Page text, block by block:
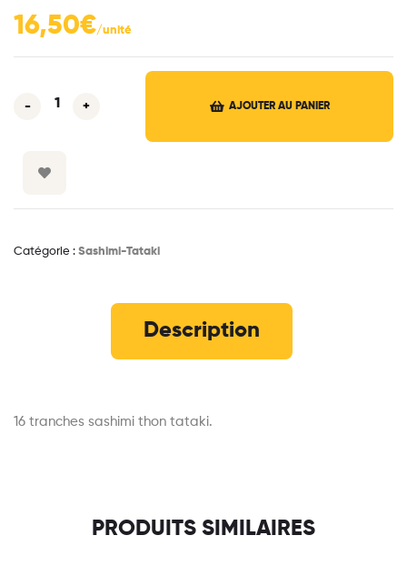
16,50€
- + AJOUTER AU PANIER
Catégorie : Sashimi-Tataki
Description
16 tranches sashimi thon tataki.
PRODUITS SIMILAIRES